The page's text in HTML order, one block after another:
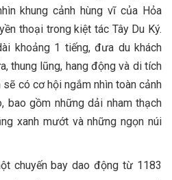
khung cảnh hùng vĩ của Hỏa
thoại trong kiệt tác Tây Du Ký.
khoảng 1 tiếng, đưa du khách
thung lũng, hang động và di tích
có cơ hội ngắm nhìn toàn cảnh
bao gồm những dải nham thạch
xanh mướt và những ngọn núi
chuyến bay dao động từ 1183